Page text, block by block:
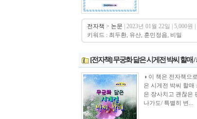
전자책 > 논문 | 2023년 01월 22일 | 5,000원
키워드 : 최두환, 유산, 훈민정음, 비밀
[전자책] 무궁화 닮은 시게전 박씨 할매
◑ 이 책은 전자책으
은 시게전 박씨 할매
은 장사치고 괜찮은
나가도/ 특별히 변...